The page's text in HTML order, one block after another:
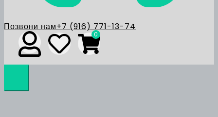
Позвони нам+7 (916) 771-13-74
0